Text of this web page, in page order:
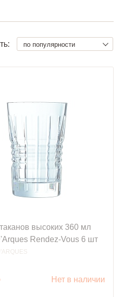
по популярности
высоких 360 мл
Rendez-Vous 6 шт
Нет в наличии